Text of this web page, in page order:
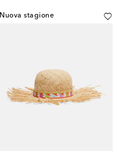
Nuova stagione